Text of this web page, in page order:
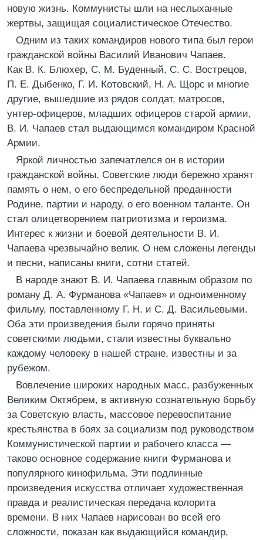
новую жизнь. Коммунисты шли на неслыханные
жертвы, защищая социалистическое Отечество.
Одним из таких командиров нового типа был герои
гражданской войны Василий Иванович Чапаев.
Как В. К. Блюхер, С. М. Буденный, С. С. Вострецов,
П. Е. Дыбенко, Г. И. Котовский, Н. А. Щорс и многие
другие, вышедшие из рядов солдат, матросов,
унтер-офицеров, младших офицеров старой армии,
В. И. Чапаев стал выдающимся командиром Красной
Армии.
Яркой личностью запечатлелся он в истории
гражданской войны. Советские люди бережно хранят
память о нем, о его беспредельной преданности
Родине, партии и народу, о его военном таланте. Он
стал олицетворением патриотизма и героизма.
Интерес к жизни и боевой деятельности В. И.
Чапаева чрезвычайно велик. О нем сложены легенды
и песни, написаны книги, сотни статей.
В народе знают В. И. Чапаева главным образом по
роману Д. А. Фурманова «Чапаев» и одноименному
фильму, поставленному Г. Н. и С. Д. Васильевыми.
Оба эти произведения были горячо приняты
советскими людьми, стали известны буквально
каждому человеку в нашей стране, известны и за
рубежом.
Вовлечение широких народных масс, разбуженных
Великим Октябрем, в активную сознательную борьбу
за Советскую власть, массовое перевоспитание
крестьянства в боях за социализм под руководством
Коммунистической партии и рабочего класса —
таково основное содержание книги Фурманова и
популярного кинофильма. Эти подлинные
произведения искусства отличает художественная
правда и реалистическая передача колорита
времени. В них Чапаев нарисован во всей его
сложности, показан как выдающийся командир,